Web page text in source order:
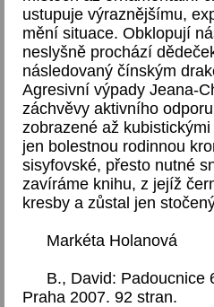
ustupuje výraznějšímu,
mění situace. Obklopují
neslyšně prochází
následovaný čínským
Agresivní výpady Jeana-
záchvěvy aktivního
zobrazené až
jen bolestnou rodinnou
sisyfovské, přesto nutné
zavíráme knihu, z jejíž
kresby a zůstal jen
Markéta Holanová
B., David: Padoucnice
Praha 2007. 92 stran.